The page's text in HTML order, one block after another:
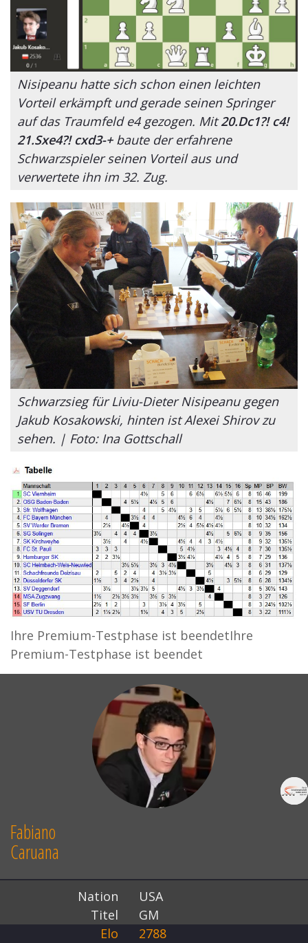
Nisipeanu hatte sich schon einen leichten
Vorteil erkämpft und gerade seinen Springer
auf das Traumfeld e4 gezogen. Mit20.Dc1?! c4!
21.Sxe4?! cxd3-+ baute der erfahrene
Schwarzspieler seinen Vorteil aus und
verwertete ihn im 32. Zug.
Schwarzsieg für Liviu-Dieter Nisipeanu gegen
Jakub Kosakowski, hinten ist Alexei Shirov zu
sehen. | Foto: Ina Gottschall
Ihre Premium-Testphase ist beendetIhre
Premium-Testphase ist beendet
Fabiano
Caruana
Nation
USA
Titel
GM
Elo
2788